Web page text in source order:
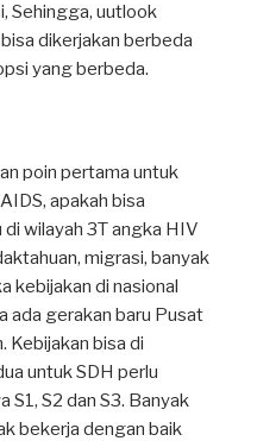
Sehingga, uutlook
dikerjakan berbeda
yang berbeda.
poin pertama untuk
apakah bisa
wilayah 3T angka HIV
migrasi, banyak
kebijakan di nasional
ada gerakan baru Pusat
Kebijakan bisa di
untuk SDH perlu
S1, S2 dan S3. Banyak
bekerja dengan baik